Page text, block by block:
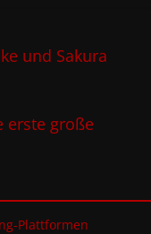
und Sakura
erste große
Plattformen